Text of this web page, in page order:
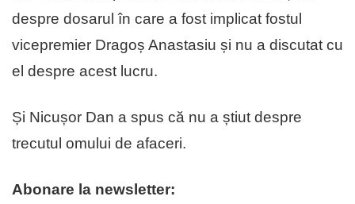
despre dosarul în care a fost implicat fostul
vicepremier Dragoș Anastasiu și nu a discutat cu
el despre acest lucru.
Și Nicușor Dan a spus că nu a știut despre
trecutul omului de afaceri.
Abonare la newsletter: